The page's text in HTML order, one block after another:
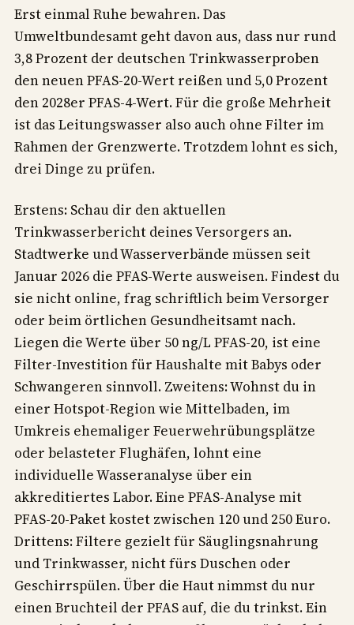
Erst einmal Ruhe bewahren. Das
Umweltbundesamt geht davon aus, dass nur rund
3,8 Prozent der deutschen Trinkwasserproben
den neuen PFAS-20-Wert reißen und 5,0 Prozent
den 2028er PFAS-4-Wert. Für die große Mehrheit
ist das Leitungswasser also auch ohne Filter im
Rahmen der Grenzwerte. Trotzdem lohnt es sich,
drei Dinge zu prüfen.
Erstens: Schau dir den aktuellen
Trinkwasserbericht deines Versorgers an.
Stadtwerke und Wasserverbände müssen seit
Januar 2026 die PFAS-Werte ausweisen. Findest du
sie nicht online, frag schriftlich beim Versorger
oder beim örtlichen Gesundheitsamt nach.
Liegen die Werte über 50 ng/L PFAS-20, ist eine
Filter-Investition für Haushalte mit Babys oder
Schwangeren sinnvoll. Zweitens: Wohnst du in
einer Hotspot-Region wie Mittelbaden, im
Umkreis ehemaliger Feuerwehrübungsplätze
oder belasteter Flughäfen, lohnt eine
individuelle Wasseranalyse über ein
akkreditiertes Labor. Eine PFAS-Analyse mit
PFAS-20-Paket kostet zwischen 120 und 250 Euro.
Drittens: Filtere gezielt für Säuglingsnahrung
und Trinkwasser, nicht fürs Duschen oder
Geschirrspülen. Über die Haut nimmst du nur
einen Bruchteil der PFAS auf, die du trinkst. Ein